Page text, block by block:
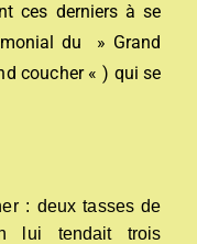
ces derniers à se
du » Grand
coucher « ) qui se
: deux tasses de
lui tendait trois